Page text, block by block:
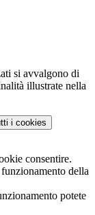
si avvalgono di
illustrate nella
i cookies
consentire.
della
potete